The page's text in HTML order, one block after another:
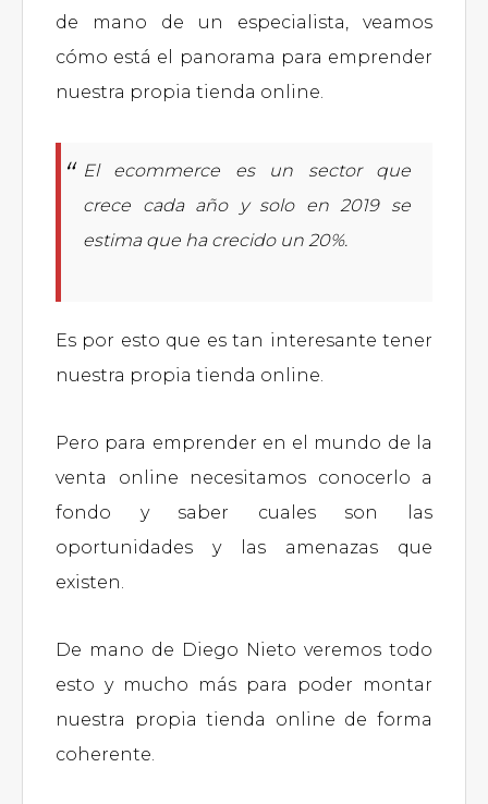
de mano de un especialista, veamos
cómo está el panorama para emprender
nuestra propia tienda online.
El ecommerce es un sector que
crece cada año y solo en 2019 se
estima que ha crecido un 20%.
Es por esto que es tan interesante tener
nuestra propia tienda online.
Pero para emprender en el mundo de la
venta online necesitamos conocerlo a
fondo y saber cuales son las
oportunidades y las amenazas que
existen.
De mano de Diego Nieto veremos todo
esto y mucho más para poder montar
nuestra propia tienda online de forma
coherente.